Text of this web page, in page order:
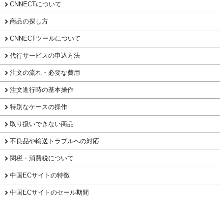
CNNECTについて
商品の探し方
CNNECTツールについて
代行サービスの申込方法
注文の流れ・必要な費用
注文進行時の基本操作
特別なケースの操作
取り扱いできない商品
不良品や輸送トラブルへの対応
関税・消費税について
中国ECサイトの特徴
中国ECサイトのセール期間